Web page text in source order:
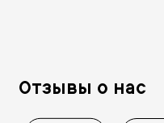
Отзывы о нас